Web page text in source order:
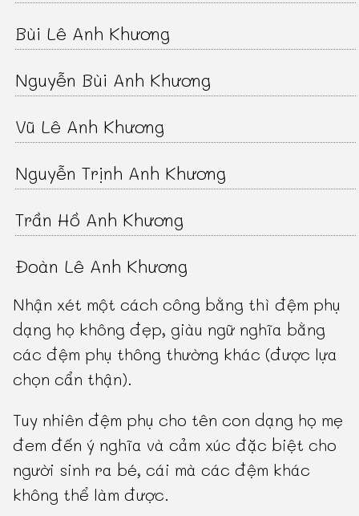
Bùi Lê Anh Khương
Nguyễn Bùi Anh Khương
Vũ Lê Anh Khương
Nguyễn Trịnh Anh Khương
Trần Hồ Anh Khương
Đoàn Lê Anh Khương
Nhận xét một cách công bằng thì đệm phụ
dạng họ không đẹp, giàu ngữ nghĩa bằng
các đệm phụ thông thường khác (được lựa
chọn cẩn thận).
Tuy nhiên đệm phụ cho tên con dạng họ mẹ
đem đến ý nghĩa và cảm xúc đặc biệt cho
người sinh ra bé, cái mà các đệm khác
không thể làm được.